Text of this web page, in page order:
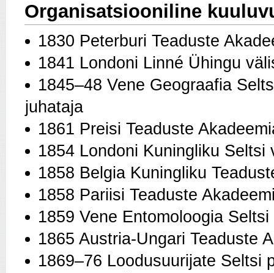
Organisatsiooniline
1830 Peterburi Teaduste
1841 Londoni Linné Ühingu
1845–48 Vene Geograafia
juhataja
1861 Preisi Teaduste
1854 Londoni Kuningliku Seltsi
1858 Belgia Kuningliku
1858 Pariisi Teaduste
1859 Vene Entomoloogia
1865 Austria-Ungari Teaduste
1869–76 Loodusuurijate Seltsi